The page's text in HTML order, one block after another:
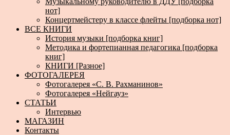
нот]
Концертмейстеру в классе флейты [подборка нот]
ВСЕ КНИГИ
История музыки [подборка книг]
Методика и фортепианная педагогика [подборка
книг]
КНИГИ [Разное]
ФОТОГАЛЕРЕЯ
Фотогалерея «С. В. Рахманинов»
Фотогалерея «Нейгауз»
СТАТЬИ
Интервью
МАГАЗИН
Контакты